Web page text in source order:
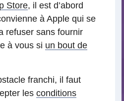
Store, il est d’abord
à Apple qui se
refuser sans fournir
à vous si un bout de
franchi, il faut
les conditions